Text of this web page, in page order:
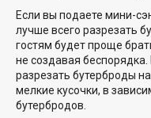
Если вы подаете мини-
лучше всего разрезать
гостям будет проще
не создавая
разрезать бутерброды
мелкие кусочки, в
бутербродов.